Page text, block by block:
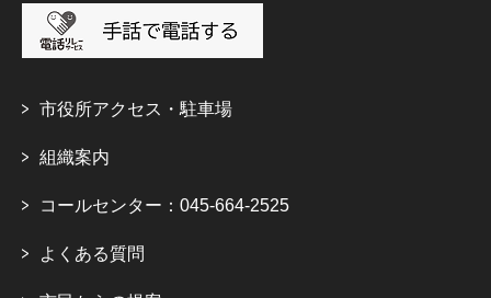
市役所アクセス・駐車場
組織案内
コールセンター：045-664-2525
よくある質問